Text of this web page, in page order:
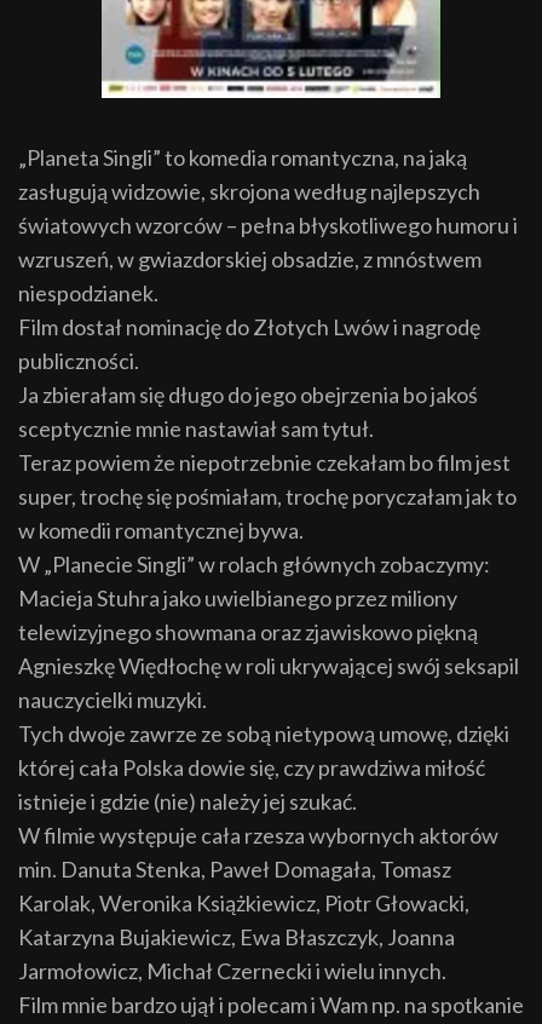
„Planeta Singli” to komedia romantyczna, na jaką
zasługują widzowie, skrojona według najlepszych
światowych wzorców – pełna błyskotliwego humoru i
wzruszeń, w gwiazdorskiej obsadzie, z mnóstwem
niespodzianek.
Film dostał nominację do Złotych Lwów i nagrodę
publiczności.
Ja zbierałam się długo do jego obejrzenia bo jakoś
sceptycznie mnie nastawiał sam tytuł.
Teraz powiem że niepotrzebnie czekałam bo film jest
super, trochę się pośmiałam, trochę poryczałam jak to
w komedii romantycznej bywa.
W „Planecie Singli” w rolach głównych zobaczymy:
Macieja Stuhra jako uwielbianego przez miliony
telewizyjnego showmana oraz zjawiskowo piękną
Agnieszkę Więdłochę w roli ukrywającej swój seksapil
nauczycielki muzyki.
Tych dwoje zawrze ze sobą nietypową umowę, dzięki
której cała Polska dowie się, czy prawdziwa miłość
istnieje i gdzie (nie) należy jej szukać.
W filmie występuje cała rzesza wybornych aktorów
min. Danuta Stenka, Paweł Domagała, Tomasz
Karolak, Weronika Książkiewicz, Piotr Głowacki,
Katarzyna Bujakiewicz, Ewa Błaszczyk, Joanna
Jarmołowicz, Michał Czernecki i wielu innych.
Film mnie bardzo ujął i polecam i Wam np. na spotkanie